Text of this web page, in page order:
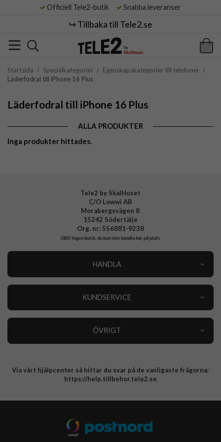
Officiell Tele2-butik Snabba leveranser
↪️ Tillbaka till Tele2.se
Startsida / Specialkategorier / Egenskapskategorier till telefoner /
Läderfodral till iPhone 16 Plus
Läderfodral till iPhone 16 Plus
ALLA PRODUKTER
Inga produkter hittades.
Tele2 by SkalHuset
C/O Lowwi AB
Morabergsvägen 8
15242 Södertälje
Org. nr: 556881-9238
OBS!Ingen butik, du kan inte handla här på plats
HANDLA
KUNDSERVICE
ÖVRIGT
Integritetspolicy
Via vårt hjälpcenter så hittar du svar på de vanligaste frågorna:
https://help.tillbehor.tele2.se